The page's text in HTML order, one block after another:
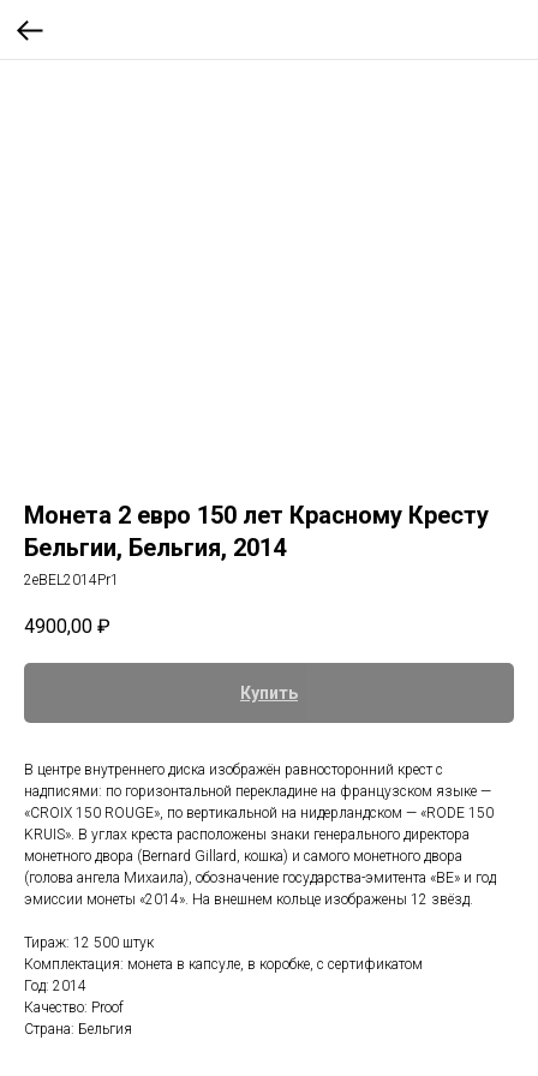
Монета 2 евро 150 лет Красному Кресту
Бельгии, Бельгия, 2014
2eBEL2014Pr1
4900,00 ₽
Купить
В центре внутреннего диска изображён равносторонний крест с
надписями: по горизонтальной перекладине на французском языке —
«CROIX 150 ROUGE», по вертикальной на нидерландском — «RODE 150
KRUIS». В углах креста расположены знаки генерального директора
монетного двора (Bernard Gillard, кошка) и самого монетного двора
(голова ангела Михаила), обозначение государства-эмитента «BE» и год
эмиссии монеты «2014». На внешнем кольце изображены 12 звёзд.
Тираж: 12 500 штук
Комплектация: монета в капсуле, в коробке, с сертификатом
Год: 2014
Качество: Proof
Страна: Бельгия